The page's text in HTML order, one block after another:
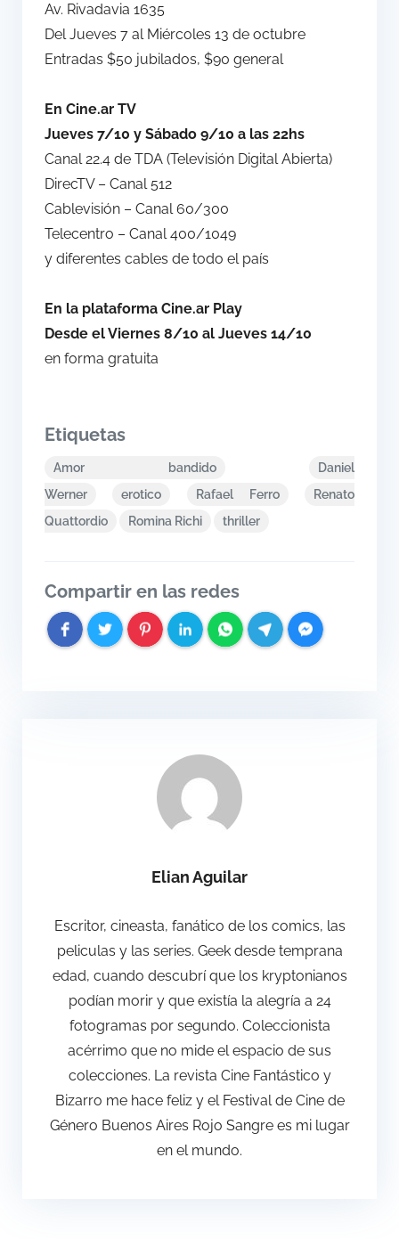
Av. Rivadavia 1635
Del Jueves 7 al Miércoles 13 de octubre
Entradas $50 jubilados, $90 general
En Cine.ar TV
Jueves 7/10 y Sábado 9/10 a las 22hs
Canal 22.4 de TDA (Televisión Digital Abierta)
DirecTV – Canal 512
Cablevisión – Canal 60/300
Telecentro – Canal 400/1049
y diferentes cables de todo el país
En la plataforma Cine.ar Play
Desde el Viernes 8/10 al Jueves 14/10
en forma gratuita
Etiquetas
Amor bandido
Daniel
Werner
erotico Rafael Ferro
Renato
Quattordio
Romina Richi thriller
Compartir en las redes
Elian Aguilar
Escritor, cineasta, fanático de los comics, las
peliculas y las series. Geek desde temprana
edad, cuando descubrí que los kryptonianos
podían morir y que existía la alegría a 24
fotogramas por segundo. Coleccionista
acérrimo que no mide el espacio de sus
colecciones. La revista Cine Fantástico y
Bizarro me hace feliz y el Festival de Cine de
Género Buenos Aires Rojo Sangre es mi lugar
en el mundo.